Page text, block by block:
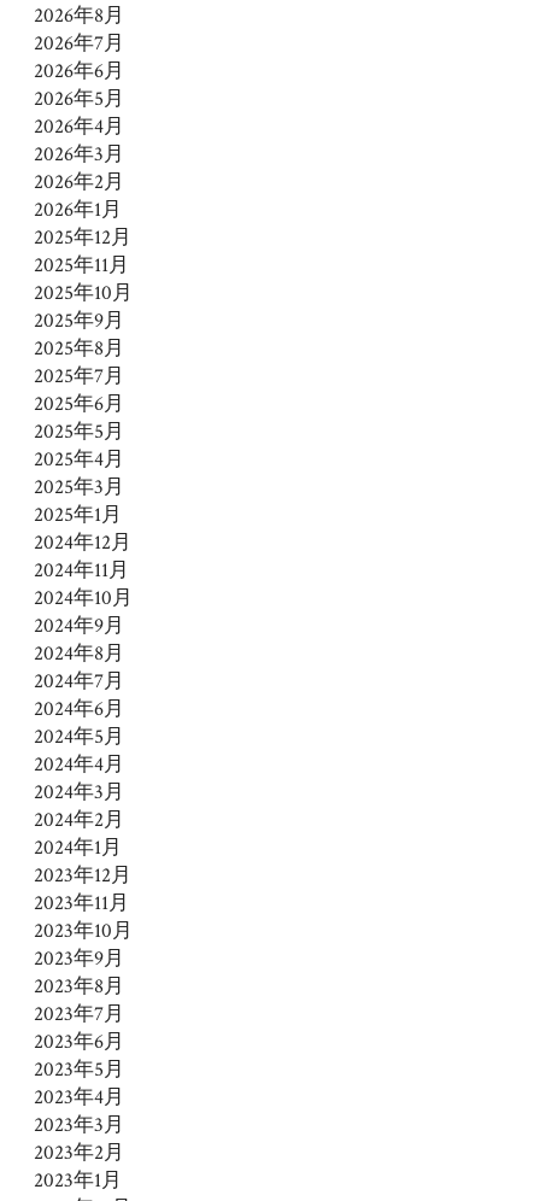
2026年8月
2026年7月
2026年6月
2026年5月
2026年4月
2026年3月
2026年2月
2026年1月
2025年12月
2025年11月
2025年10月
2025年9月
2025年8月
2025年7月
2025年6月
2025年5月
2025年4月
2025年3月
2025年1月
2024年12月
2024年11月
2024年10月
2024年9月
2024年8月
2024年7月
2024年6月
2024年5月
2024年4月
2024年3月
2024年2月
2024年1月
2023年12月
2023年11月
2023年10月
2023年9月
2023年8月
2023年7月
2023年6月
2023年5月
2023年4月
2023年3月
2023年2月
2023年1月